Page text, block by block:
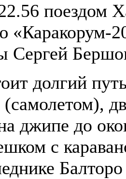
поездом
«Каракорум-
Сергей
долгий
джипе до
с